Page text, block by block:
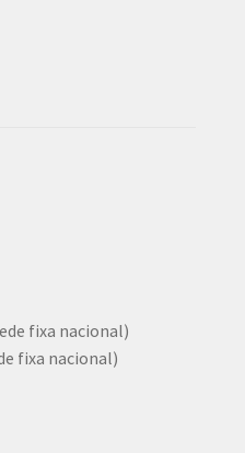
fixa nacional)
fixa nacional)